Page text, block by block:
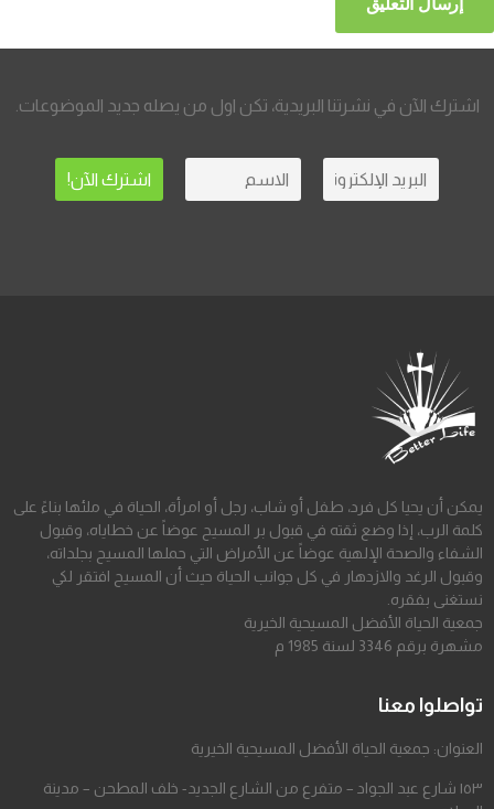
اشترك الآن في نشرتنا البريدية، تكن اول من يصله جديد الموضوعات.
يمكن أن يحيا كل فرد، طفل أو شاب، رجل أو امرأة، الحياة في ملئها بناءً على
كلمة الرب، إذا وضع ثقته في قبول بر المسيح عوضاً عن خطاياه، وقبول
الشفاء والصحة الإلهية عوضاً عن الأمراض التي حملها المسيح بجلداته،
وقبول الرغد والازدهار في كل جوانب الحياة حيث أن المسيح افتقر لكي
نستغنى بفقره.
جمعية الحياة الأفضل المسيحية الخيرية
مشهرة برقم 3346 لسنة 1985 م
تواصلوا معنا
العنوان: جمعية الحياة الأفضل المسيحية الخيرية
١٥٣ شارع عبد الجواد – متفرع من الشارع الجديد- خلف المطحن – مدينة